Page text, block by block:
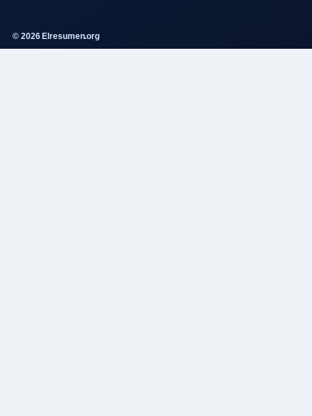
© 2026 Elresumen.org